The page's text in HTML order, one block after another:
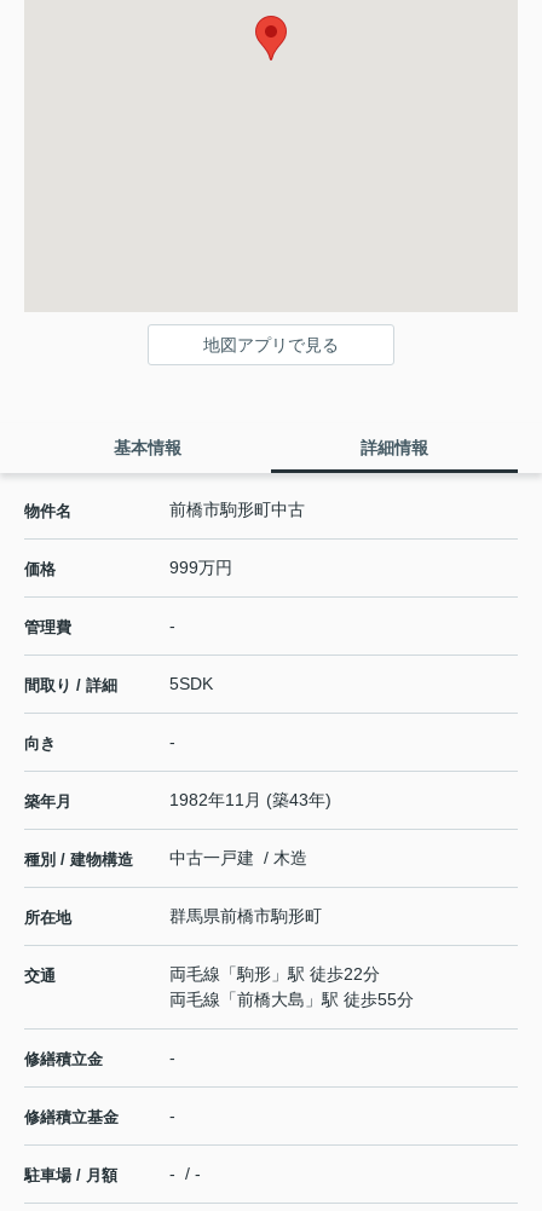
地図アプリで見る
基本情報 詳細情報
物件名 前橋市駒形町中古
価格 999万円
管理費 -
間取り / 詳細 5SDK
向き -
築年月 1982年11月 (築43年)
種別 / 建物構造 中古一戸建 / 木造
所在地 群馬県前橋市駒形町
交通 両毛線 「駒形 」駅 徒歩22分
両毛線 「前橋大島 」駅 徒歩55分
修繕積立金 -
修繕積立基金 -
駐車場 / 月額 - / -